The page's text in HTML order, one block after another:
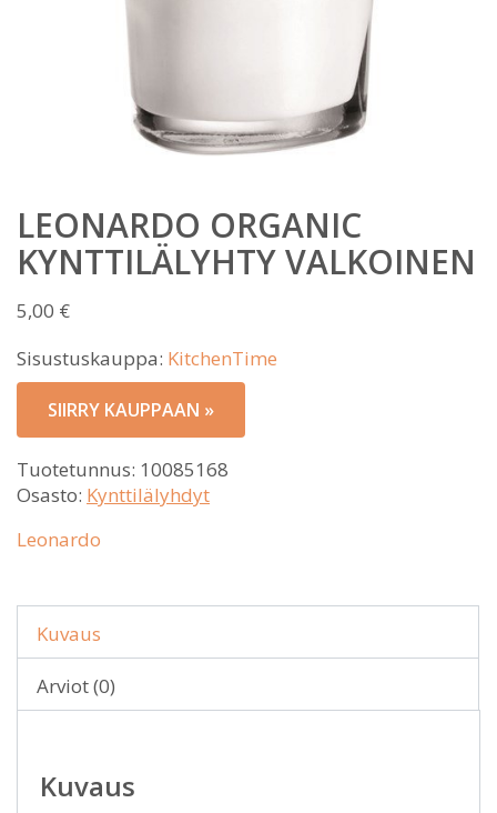
LEONARDO ORGANIC
KYNTTILÄLYHTY VALKOINEN
5,00 €
Sisustuskauppa: KitchenTime
SIIRRY KAUPPAAN »
Tuotetunnus: 10085168
Osasto: Kynttilälyhdyt
Leonardo
Kuvaus
Arviot (0)
Kuvaus